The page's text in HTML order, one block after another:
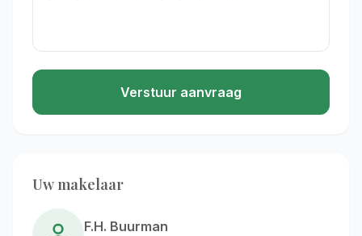
Verstuur aanvraag
Uw makelaar
F.H. Buurman